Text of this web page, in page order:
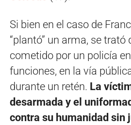
Si bien en el caso de
“plantó” un arma, se
cometido por un policía
funciones, en la vía
durante un retén. La
desarmada y el
contra su humanidad sin